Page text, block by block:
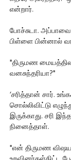
என்றார்.
போச்சுடா.
பிள்ளை பின்னால்
"திருமண
வனசுந்தரியா?"
‘சரித்தான் சார்.
சொல்லிவிட்டு
இருக்காது. சரி
நினைத்தாள்.
"என் திருமண